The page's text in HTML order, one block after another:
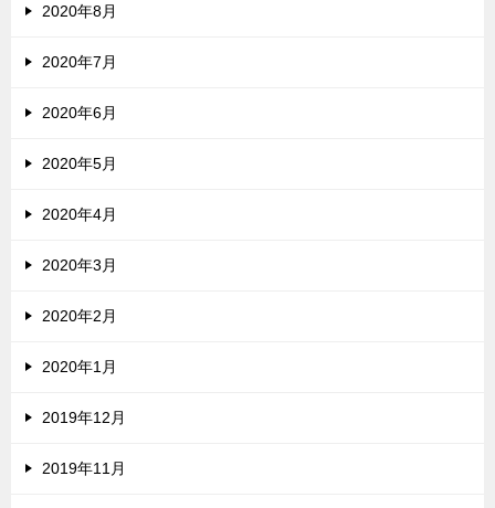
2020年8月
2020年7月
2020年6月
2020年5月
2020年4月
2020年3月
2020年2月
2020年1月
2019年12月
2019年11月